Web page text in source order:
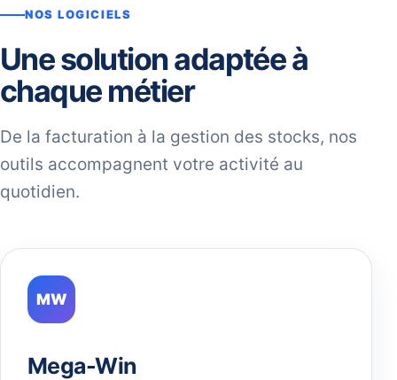
NOS LOGICIELS
Une solution adaptée à
chaque métier
De la facturation à la gestion des stocks, nos
outils accompagnent votre activité au
quotidien.
MW
Mega-Win